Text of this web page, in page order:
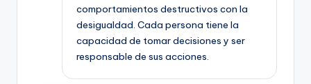
comportamientos destructivos con la
desigualdad. Cada persona tiene la
capacidad de tomar decisiones y ser
responsable de sus acciones.